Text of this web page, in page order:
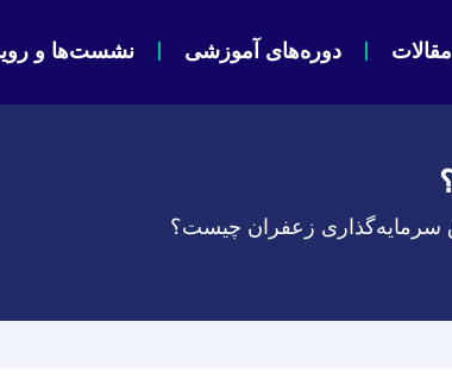
مقالات دوره‌های آموزشی نشست‌ها و
سرمایه‌گذاری زعفران چیست؟